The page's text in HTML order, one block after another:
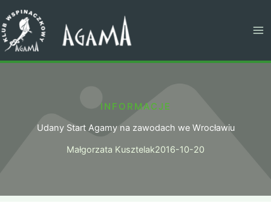
do
treści
INFORMACJE
Udany Start Agamy na zawodach we Wrocławiu
Małgorzata Kusztelak2016-10-20